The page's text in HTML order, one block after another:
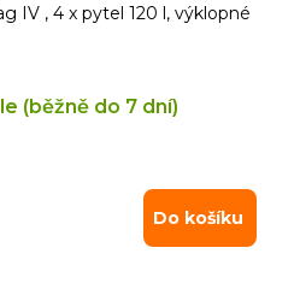
IV , 4 x pytel 120 l, výklopné
(běžně do 7 dní)
Do košíku